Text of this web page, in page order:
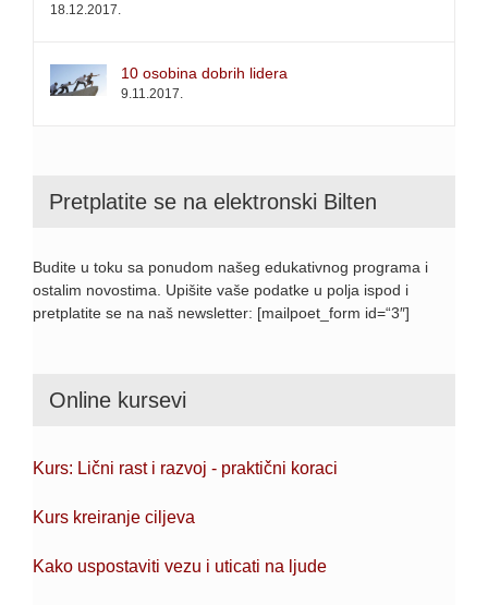
18.12.2017.
10 osobina dobrih lidera
9.11.2017.
Pretplatite se na elektronski Bilten
Budite u toku sa ponudom našeg edukativnog programa i
ostalim novostima. Upišite vaše podatke u polja ispod i
pretplatite se na naš newsletter: [mailpoet_form id=“3″]
Online kursevi
Kurs: Lični rast i razvoj - praktični koraci
Kurs kreiranje ciljeva
Kako uspostaviti vezu i uticati na ljude